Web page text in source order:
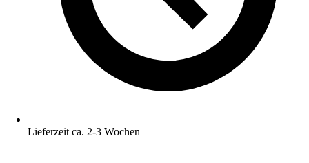
Lieferzeit ca. 2-3 Wochen